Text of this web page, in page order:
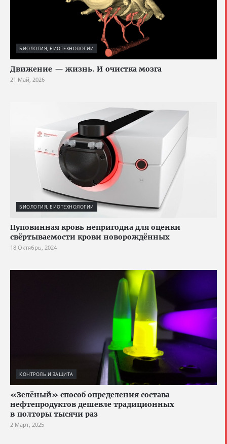
БИОЛОГИЯ, БИОТЕХНОЛОГИИ
Движение — жизнь. И очистка мозга
21 Май, 2026
БИОЛОГИЯ, БИОТЕХНОЛОГИИ
Пуповинная кровь непригодна для оценки
свёртываемости крови новорождённых
18 Октябрь, 2024
КОНТРОЛЬ И ЗАЩИТА
«Зелёный» способ определения состава
нефтепродуктов дешевле традиционных
в полторы тысячи раз
2 Март, 2025